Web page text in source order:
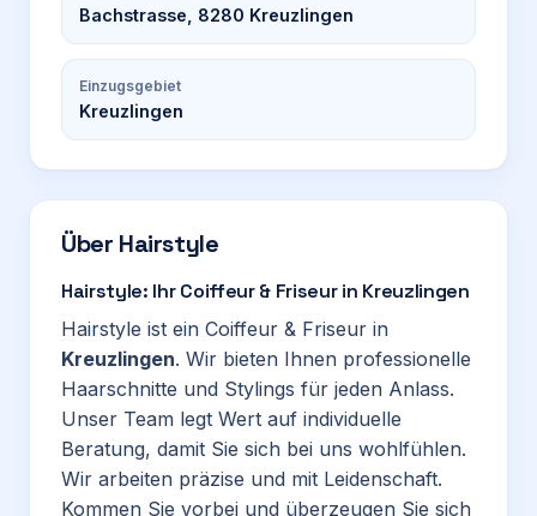
Bachstrasse, 8280 Kreuzlingen
Einzugsgebiet
Kreuzlingen
Über Hairstyle
Hairstyle: Ihr Coiffeur & Friseur in Kreuzlingen
Hairstyle ist ein Coiffeur & Friseur in
Kreuzlingen. Wir bieten Ihnen professionelle
Haarschnitte und Stylings für jeden Anlass.
Unser Team legt Wert auf individuelle
Beratung, damit Sie sich bei uns wohlfühlen.
Wir arbeiten präzise und mit Leidenschaft.
Kommen Sie vorbei und überzeugen Sie sich